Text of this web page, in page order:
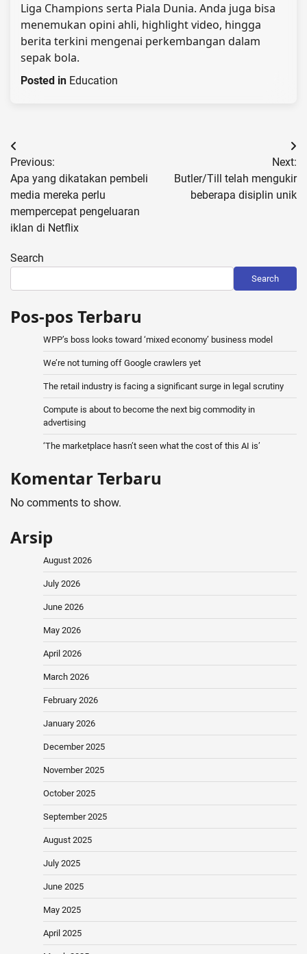
Liga Champions serta Piala Dunia. Anda juga bisa
menemukan opini ahli, highlight video, hingga
berita terkini mengenai perkembangan dalam
sepak bola.
Posted in Education
Post
navigation
Previous:
Apa yang dikatakan pembeli
media mereka perlu
mempercepat pengeluaran
iklan di Netflix
Next:
Butler/Till telah mengukir
beberapa disiplin unik
Search
Search
Pos-pos Terbaru
WPP’s boss looks toward ‘mixed economy’ business model
We’re not turning off Google crawlers yet
The retail industry is facing a significant surge in legal scrutiny
Compute is about to become the next big commodity in
advertising
‘The marketplace hasn’t seen what the cost of this AI is’
Komentar Terbaru
No comments to show.
Arsip
August 2026
July 2026
June 2026
May 2026
April 2026
March 2026
February 2026
January 2026
December 2025
November 2025
October 2025
September 2025
August 2025
July 2025
June 2025
May 2025
April 2025